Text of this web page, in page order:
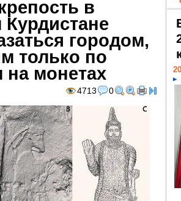
в
городом,
только по
на монетах
4713 0